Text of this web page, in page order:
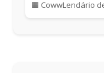
🟧 CowwLendário